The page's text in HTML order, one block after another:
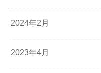
2024年2月
2023年4月